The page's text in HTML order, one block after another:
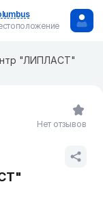
"ЛИПЛАСТ"
Нет отзывов